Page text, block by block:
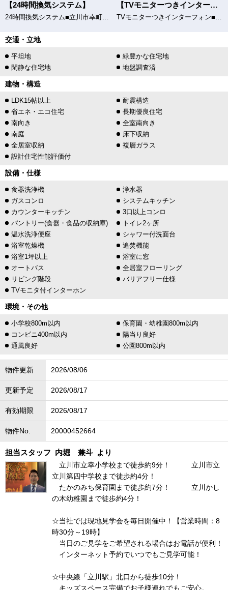
【24時間換気システム】
24時間換気システム■立川市幸町5 新築一戸建て■
【TVモニターつきインターフォン】
TVモニターつきインターフォン■立川市幸町5 新築一戸建て■
交通・立地
平坦地
緑豊かな住宅地
閑静な住宅地
地盤調査済
建物・構造
LDK15帖以上
耐震構造
省エネ・エコ住宅
長期優良住宅
南向き
全室南向き
南庭
床下収納
全居室収納
複層ガラス
設計住宅性能評価付
設備・仕様
食器洗浄機
浄水器
ガスコンロ
システムキッチン
カウンターキッチン
3口以上コンロ
パントリー(食器・食品の収納庫)
トイレ2ヶ所
温水洗浄便座
シャワー付洗面台
浴室乾燥機
追焚機能
浴室1坪以上
浴室に窓
オートバス
全居室フローリング
リビング階段
バリアフリー仕様
TVモニタ付インターホン
環境・その他
小学校800m以内
保育園・幼稚園800m以内
コンビニ400m以内
陽当り良好
通風良好
公園800m以内
物件更新 2026/08/06
更新予定 2026/08/17
有効期限 2026/08/17
物件No. 20000452664
担当スタッフ 内堀 兼斗 より
立川市立幸小学校まで徒歩約9分！ 立川市立
立川第四中学校まで徒歩約4分！
たかのみち保育園まで徒歩約7分！ 立川かし
の木幼稚園まで徒歩約4分！
☆当社では現地見学会を毎日開催中！【営業時間：8
時30分～19時】
当日のご見学をご希望される場合はお電話が便利！
インターネット予約でいつでもご見学可能！
☆中央線「立川駅」北口から徒歩10分！
キッズスペース完備でお子様連れでもご安心。